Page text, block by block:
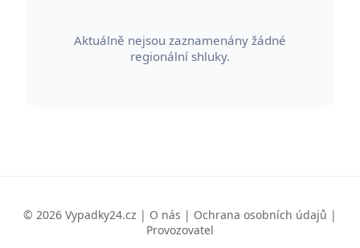
Aktuálně nejsou zaznamenány žádné
regionální shluky.
© 2026 Vypadky24.cz | O nás | Ochrana osobních údajů |
Provozovatel